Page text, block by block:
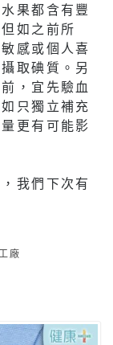
果都含有豐
如之前所
感或個人喜
取碘質。另
，宜先驗血
只獨立補充
更有可能影
我們下次有
廠